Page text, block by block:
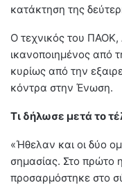
κατάκτηση της
Ο τεχνικός του
ικανοποιημένος από
κυρίως από την
κόντρα στην Ένωση.
Τι δήλωσε μετά το
«Ήθελαν και οι δύο
σημασίας. Στο πρώτο
προσαρμόστηκε στο